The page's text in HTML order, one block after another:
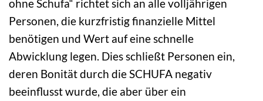
ohne Schufa“ richtet sich an alle volljährigen
Personen, die kurzfristig finanzielle Mittel
benötigen und Wert auf eine schnelle
Abwicklung legen. Dies schließt Personen ein,
deren Bonität durch die SCHUFA negativ
beeinflusst wurde, die aber über ein